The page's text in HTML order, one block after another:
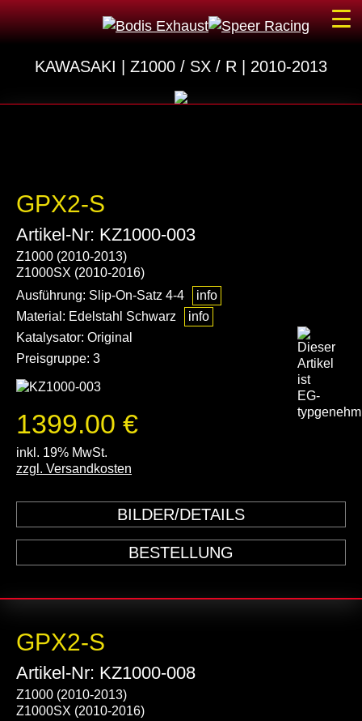
KAWASAKI | Z1000 / SX / R | 2010-2013
GPX2-S
Artikel-Nr: KZ1000-003
Z1000 (2010-2013)
Z1000SX (2010-2016)
Ausführung: Slip-On-Satz 4-4
info
Material: Edelstahl Schwarz info
Katalysator: Original
Preisgruppe: 3
1399.00 €
inkl. 19% MwSt.
zzgl. Versandkosten
BILDER/DETAILS
BESTELLUNG
GPX2-S
Artikel-Nr: KZ1000-008
Z1000 (2010-2013)
Z1000SX (2010-2016)
☰